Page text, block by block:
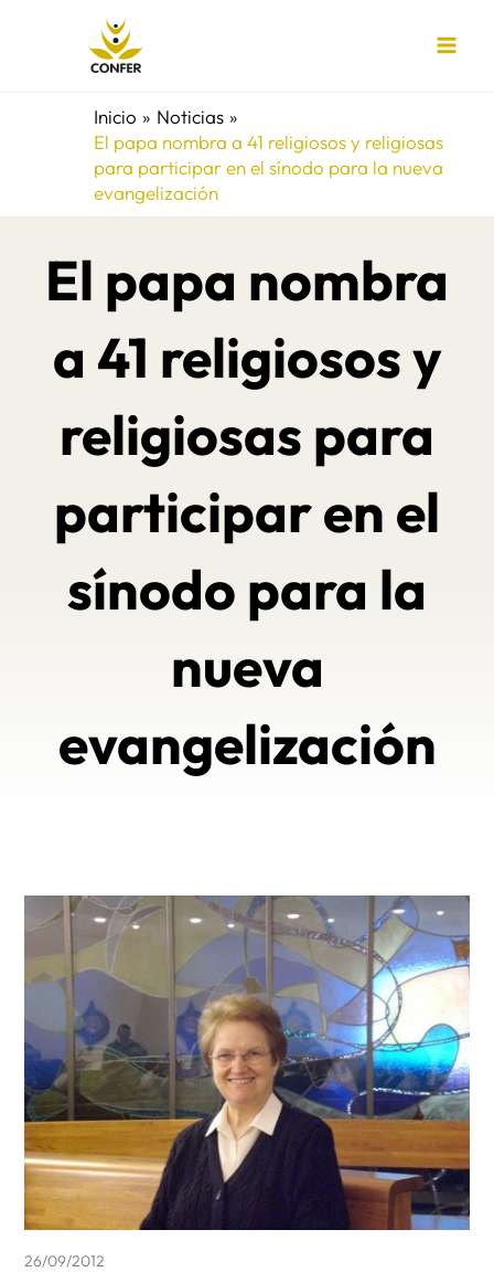
Inicio
Noticias
El papa nombra a 41 religiosos y religiosas
para participar en el sínodo para la nueva
evangelización
El papa nombra
a 41 religiosos y
religiosas para
participar en el
sínodo para la
nueva
evangelización
26/09/2012